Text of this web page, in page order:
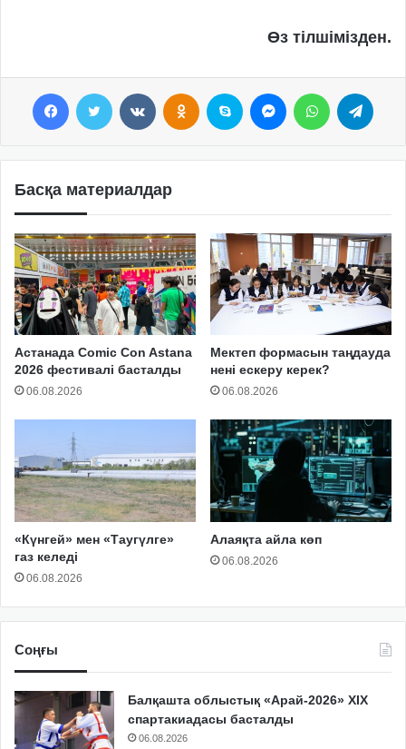
Өз тілшімізден.
Басқа материалдар
Астанада Comic Con Astana
2026 фестивалі басталды
06.08.2026
Мектеп формасын таңдауда
нені ескеру керек?
06.08.2026
«Күнгей» мен «Таугүлге»
газ келеді
06.08.2026
Алаяқта айла көп
06.08.2026
Соңғы
Балқашта облыстық «Арай-2026» XIX
спартакиадасы басталды
06.08.2026